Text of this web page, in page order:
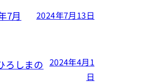
7月 2024年7月13日
ろしまの 2024年4月1
日